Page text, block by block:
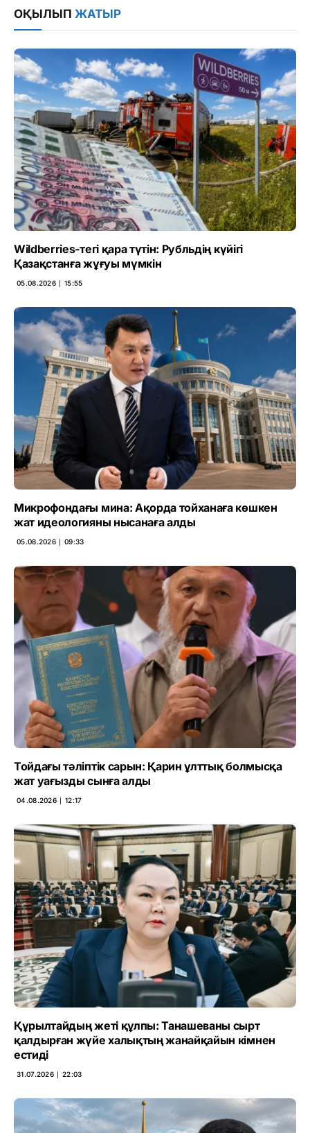
ОҚЫЛЫП ЖАТЫР
Wildberries-тегі қара түтін: Рубльдің күйігі
Қазақстанға жұғуы мүмкін
05.08.2026 ∣ 15:55
Микрофондағы мина: Ақорда тойханаға көшкен
жат идеологияны нысанаға алды
05.08.2026 ∣ 09:33
Тойдағы тәліптік сарын: Қарин ұлттық болмысқа
жат уағызды сынға алды
04.08.2026 ∣ 12:17
Құрылтайдың жеті құлпы: Танашеваны сырт
қалдырған жүйе халықтың жанайқайын кімнен
естиді
31.07.2026 ∣ 22:03